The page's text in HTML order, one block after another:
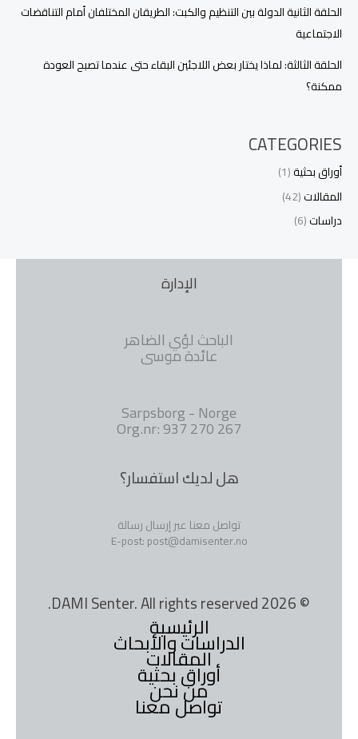
الحلقة الثانية الدولة بين التنظيم والكبت: الطريقان المختلفان أمام التناقضات
الاجتماعية
الحلقة الثالثة: لماذا يختار بعض اللاجئين البقاء حتى عندما تصبح العودة
ممكنة؟
CATEGORIES
أوراق بحثية(1)
المقالات(42)
دراسات(6)
الإدارة
الباحث لؤي الضاهر
عائدة موسى
Sarpsborg - Norge
Org.nr: 937 270 267
هل لديك استفسار؟
تواصل معنا عبر إرسال رسالة
E-post: post@damisenter.no
© 2026 DAMI Senter. All rights reserved.
الرئيسية
الدراسات والأبحاث
المقالات
أوراق بحثية
من نحن
تواصل معنا